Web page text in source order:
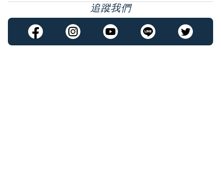
追蹤我們